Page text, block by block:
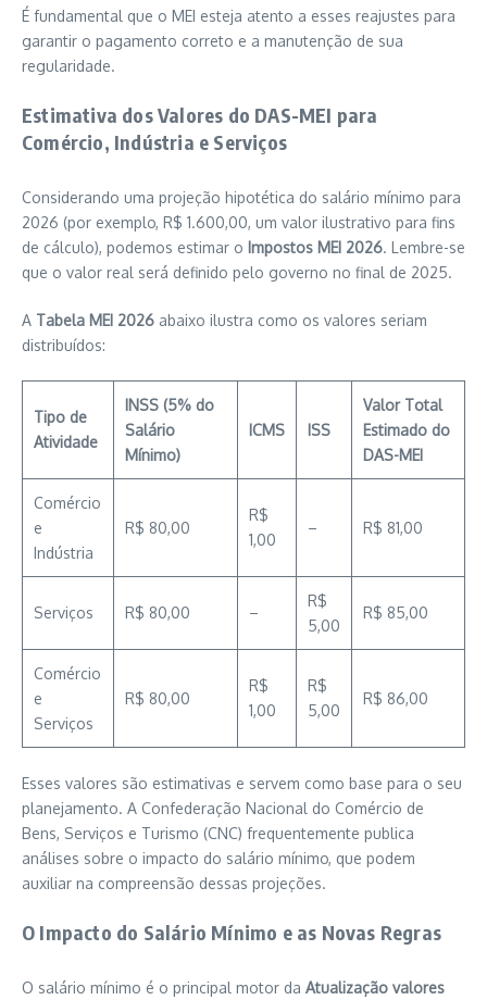
É fundamental que o MEI esteja atento a esses reajustes para
garantir o pagamento correto e a manutenção de sua
regularidade.
Estimativa dos Valores do DAS-MEI para
Comércio, Indústria e Serviços
Considerando uma projeção hipotética do salário mínimo para
2026 (por exemplo, R$ 1.600,00, um valor ilustrativo para fins
de cálculo), podemos estimar o Impostos MEI 2026. Lembre-se
que o valor real será definido pelo governo no final de 2025.
A Tabela MEI 2026 abaixo ilustra como os valores seriam
distribuídos:
Tipo de
Atividade
INSS (5% do
Salário
Mínimo)
ICMS ISS
Valor Total
Estimado do
DAS-MEI
Comércio
e
Indústria
R$ 80,00
R$
1,00
– R$ 81,00
Serviços R$ 80,00 –
R$
5,00
R$ 85,00
Comércio
e
Serviços
R$ 80,00
R$
1,00
R$
5,00
R$ 86,00
Esses valores são estimativas e servem como base para o seu
planejamento. A Confederação Nacional do Comércio de
Bens, Serviços e Turismo (CNC) frequentemente publica
análises sobre o impacto do salário mínimo, que podem
auxiliar na compreensão dessas projeções.
O Impacto do Salário Mínimo e as Novas Regras
O salário mínimo é o principal motor da Atualização valores